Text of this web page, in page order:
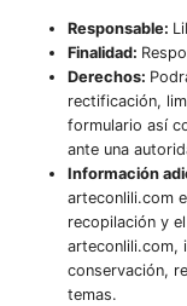
Responsable:
Finalidad:
Derechos:
rectificación,
formulario así
ante una
Información
arteconlili.com
recopilación y
arteconlili.com,
conservación,
temas.